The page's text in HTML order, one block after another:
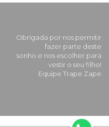
Obrigada por nos permitir
fazer parte deste
sonho e nos escolher para
vestir o seu filho!
Equipe Trape Zape